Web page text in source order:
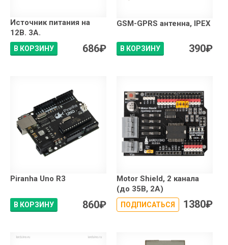
Источник питания на
12В. 3А.
В КОРЗИНУ 686₽
GSM-GPRS антенна, IPEX
В КОРЗИНУ 390₽
Piranha Uno R3
В КОРЗИНУ 860₽
Motor Shield, 2 канала
(до 35В, 2А)
ПОДПИСАТЬСЯ 1380₽